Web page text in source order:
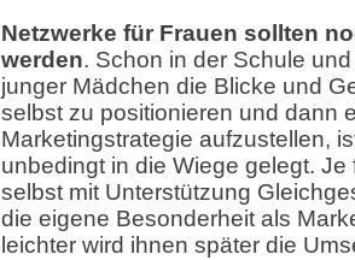
Netzwerke für Frauen sollten
werden. Schon in der Schule
junger Mädchen die Blicke und
selbst zu positionieren und dann
Marketingstrategie aufzustellen,
unbedingt in die Wiege gelegt.
selbst mit Unterstützung
die eigene Besonderheit als
leichter wird ihnen später die